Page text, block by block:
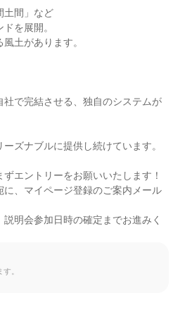
土間」など
を展開。
土があります。
で完結させる、独自のシステムが
ズナブルに提供し続けています。
エントリーをお願いいたします！
、マイページ登録のご案内メール
明会参加日時の確定までお進みく
。